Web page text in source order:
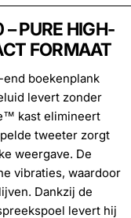
PURE HIGH-
FORMAAT
boekenplank
levert zonder
kast elimineert
tweeter zorgt
weergave. De
vibraties, waardoor
Dankzij de
levert hij